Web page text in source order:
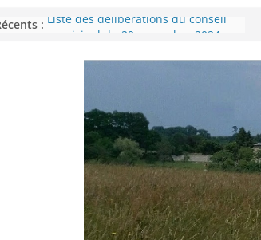
: Liste des délibérations du conseil
municipal en date du 5/12/2024